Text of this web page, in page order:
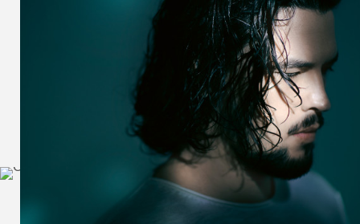
SCHUMANN,
LIEDERKREIS
OP. 24
SECHS
MONOLOGE
AUS
JEDERMANN
GESÄNGE